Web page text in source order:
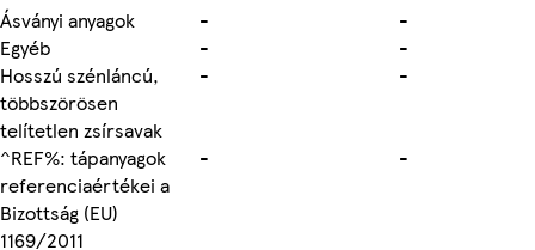
Ásványi anyagok
-
-
Egyéb
-
-
Hosszú szénláncú,
többszörösen
telítetlen zsírsavak
- -
^REF%: tápanyagok
referenciaértékei a
Bizottság (EU)
1169/2011
- -